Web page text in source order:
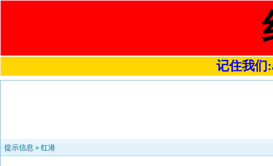
记住我们
提示信息 » 红港